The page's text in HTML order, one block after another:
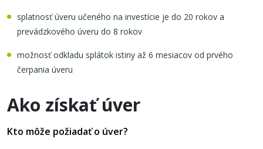
splatnosť úveru učeného na investície je do 20 rokov a
prevádzkového úveru do 8 rokov
možnosť odkladu splátok istiny až 6 mesiacov od prvého
čerpania úveru
Ako získať úver
Kto môže požiadať o úver?